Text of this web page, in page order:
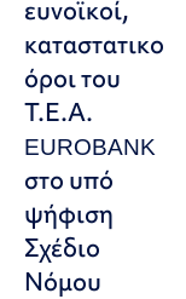
ευνοϊκοί,
καταστατικοί
όροι του
Τ.Ε.Α.
EUROBANK
στο υπό
ψήφιση
Σχέδιο
Νόμου